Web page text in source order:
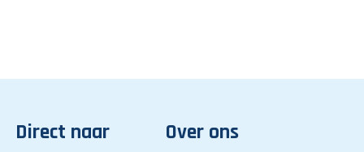
Direct naar Over ons